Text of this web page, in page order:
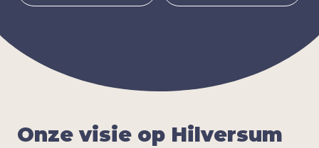
Onze visie op Hil­ver­sum